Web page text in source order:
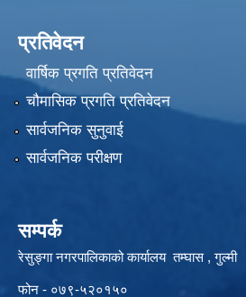
प्रतिवेदन
वार्षिक प्रगति प्रतिवेदन
चौमासिक प्रगति प्रतिवेदन
सार्वजनिक सुनुवाई
सार्वजनिक परीक्षण
सम्पर्क
रेसुङ्गा नगरपालिकाको कार्यालय तम्घास , गुल्मी
फोन - ०७९-५२०१५०